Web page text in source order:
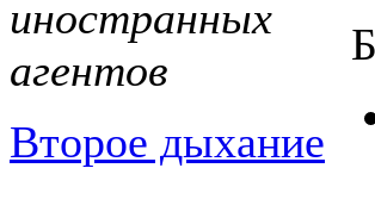
иностранных
агентов
Второе дыхание